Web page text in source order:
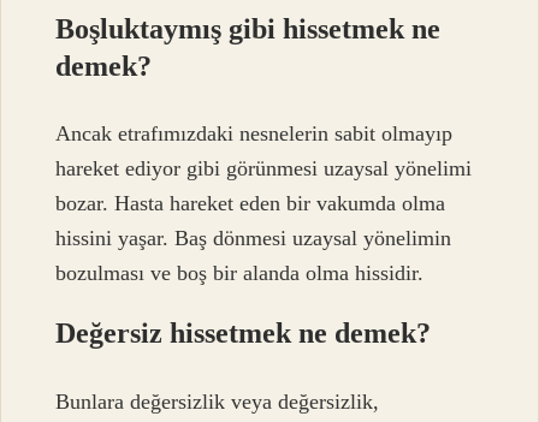
Boşluktaymış gibi hissetmek ne
demek?
Ancak etrafımızdaki nesnelerin sabit olmayıp
hareket ediyor gibi görünmesi uzaysal yönelimi
bozar. Hasta hareket eden bir vakumda olma
hissini yaşar. Baş dönmesi uzaysal yönelimin
bozulması ve boş bir alanda olma hissidir.
Değersiz hissetmek ne demek?
Bunlara değersizlik veya değersizlik,